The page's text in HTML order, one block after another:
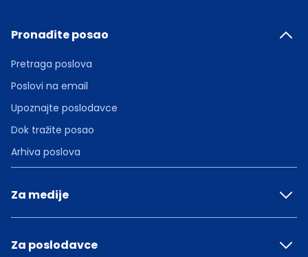
Pronađite posao
Pretraga poslova
Poslovi na email
Upoznajte poslodavce
Dok tražite posao
Arhiva poslova
Za medije
Za poslodavce